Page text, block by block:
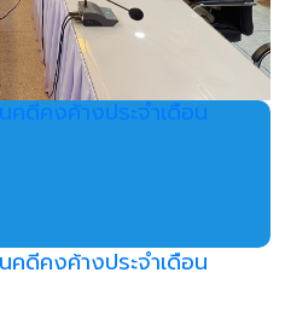
ดีคงค้างประจำเดือน
ดีคงค้างประจำเดือน